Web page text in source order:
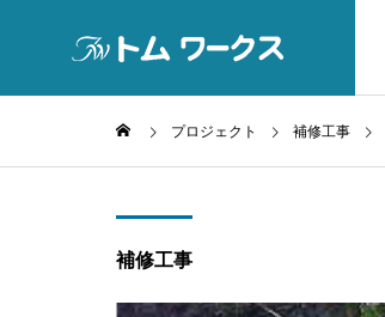
プロジェクト 補修工事
補修工事